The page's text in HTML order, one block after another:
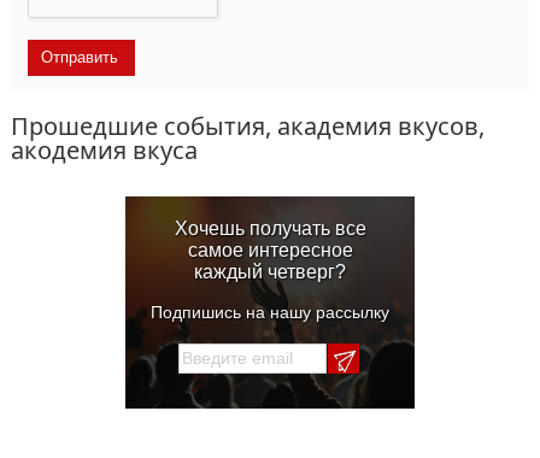
Прошедшие события, академия вкусов,
акодемия вкуса
Хочешь получать все
самое интересное
каждый четверг?
Подпишись на нашу рассылку